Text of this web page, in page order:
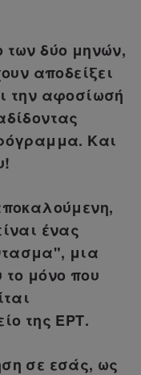
των δύο μηνών,
αποδείξει
την αφοσίωσή
Και
ένας
μια
μόνο που
της ΕΡΤ.
σε εσάς, ως